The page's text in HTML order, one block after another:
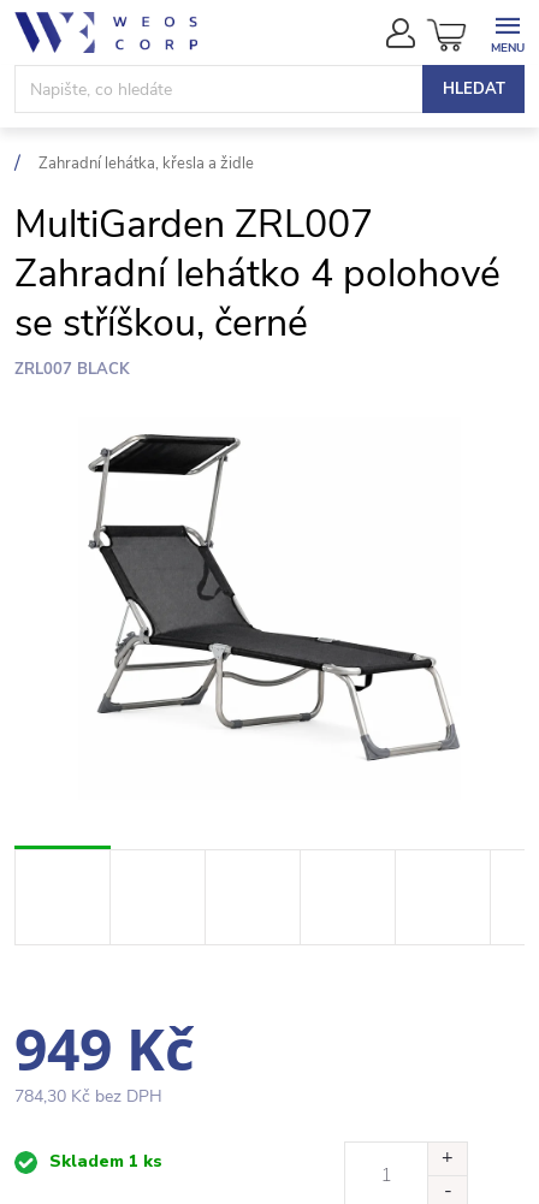
Přejít
obsah
HLEDAT
NÁKUPNÍ
KOŠÍK
Zahradní lehátka, křesla a židle
MultiGarden ZRL007
Zahradní lehátko 4 polohové
se stříškou, černé
ZRL007 BLACK
949 Kč
784,30 Kč bez DPH
MěrnáSkladem 1 ks